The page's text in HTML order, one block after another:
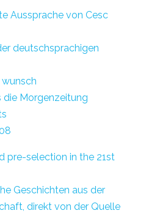
Aussprache von Cesc
deutschsprachigen
wunsch
die Morgenzeitung
pre-selection in the 21st
Geschichten aus der
direkt von der Quelle